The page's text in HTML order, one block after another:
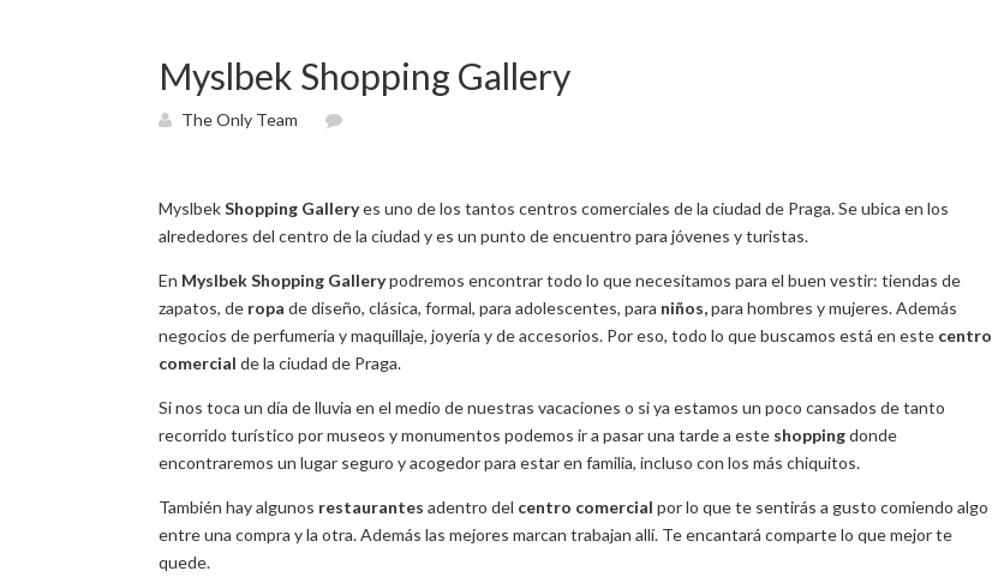
Myslbek Shopping Gallery
The Only Team
MyslbekShopping Galleryes uno de los tantos centros comerciales de la ciudad de Praga. Se ubica en los
alrededores del centro de la ciudad y es un punto de encuentro para jóvenes y turistas.
En MyslbekShopping Gallerypodremos encontrar todo lo que necesitamos para el buen vestir: tiendas de
zapatos, de ropa de diseño, clásica, formal, para adolescentes, para niños,para hombres y mujeres. Además
negocios de perfumería y maquillaje, joyería y de accesorios. Por eso, todo lo que buscamos está en este centro
comercial de la ciudad de Praga.
Si nos toca un día de lluvia en el medio de nuestras vacaciones o si ya estamos un poco cansados de tanto
recorrido turístico por museos y monumentos podemos ir a pasar una tarde a este shoppingdonde
encontraremos un lugar seguro y acogedor para estar en familia, incluso con los más chiquitos.
También hay algunos restaurantes adentro del centro comercial por lo que te sentirás a gusto comiendo algo
entre una compra y la otra. Además las mejores marcan trabajan allí. Te encantará comparte lo que mejor te
quede.